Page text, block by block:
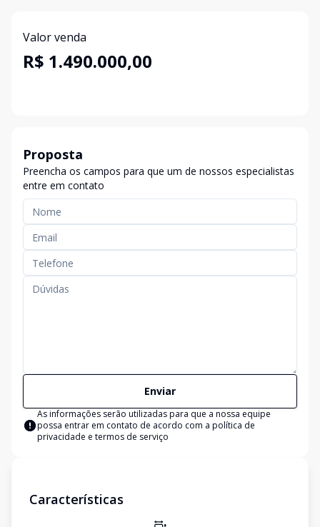
Valor venda
R$ 1.490.000,00
Proposta
Preencha os campos para que um de nossos especialistas
entre em contato
Enviar
As informações serão utilizadas para que a nossa equipe
possa entrar em contato de acordo com a política de
privacidade e termos de serviço
Características